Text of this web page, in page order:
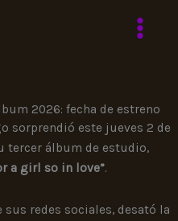
2026: fecha de estreno
sorprendió este jueves 2 de
tercer álbum de estudio,
a girl so in love”.
sus redes sociales, desató la